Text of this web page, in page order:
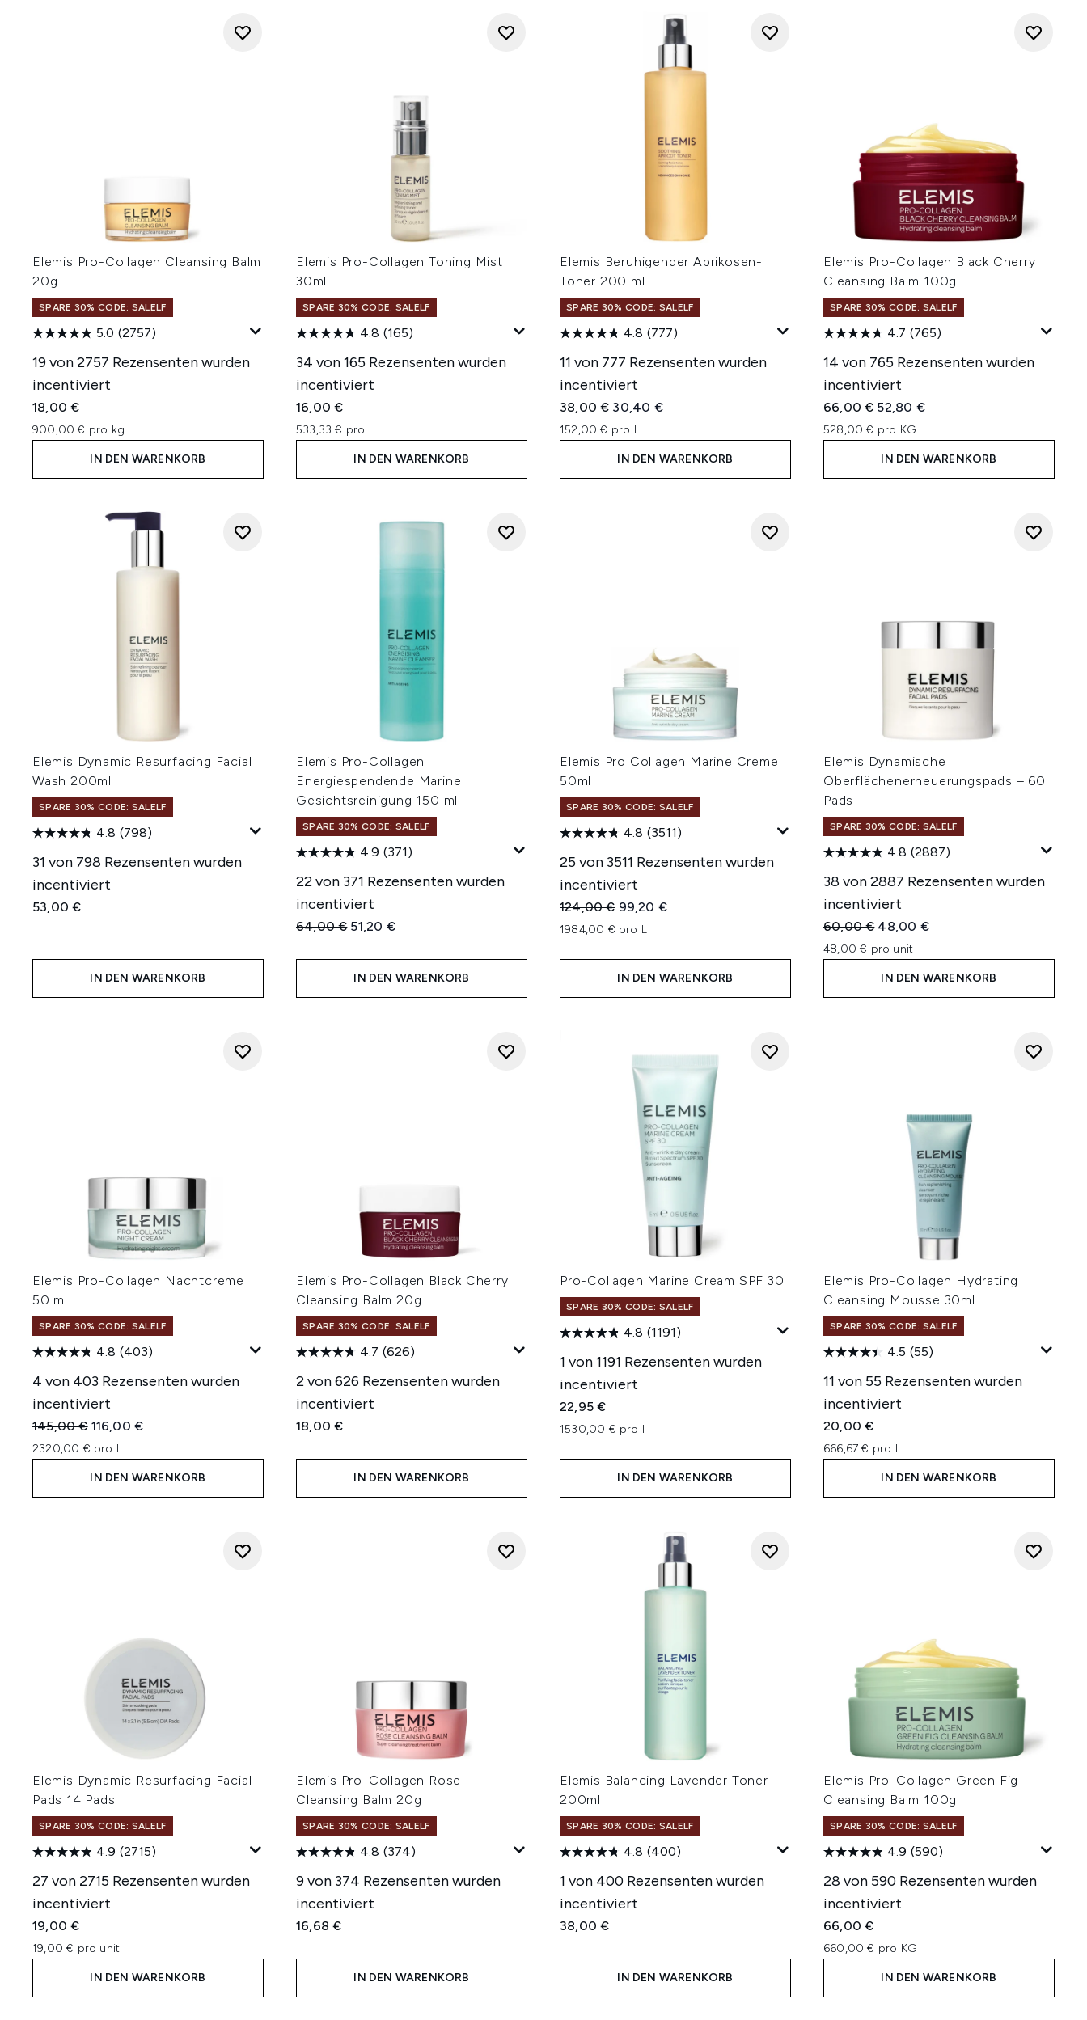
Elemis Pro-Collagen Cleansing Balm
20g
SPARE 30% CODE: SALELF
5.0 (2757)
19 von 2757 Rezensenten wurden
incentiviert
18,00 €
900,00 € pro kg
IN DEN WARENKORB
Elemis Pro-Collagen Toning Mist
30ml
SPARE 30% CODE: SALELF
4.8 (165)
34 von 165 Rezensenten wurden
incentiviert
16,00 €
533,33 € pro L
IN DEN WARENKORB
Elemis Beruhigender Aprikosen-
Toner 200 ml
SPARE 30% CODE: SALELF
4.8 (777)
11 von 777 Rezensenten wurden
incentiviert
Unverbindliche Preisempfehlung:
38,00 € Aktueller Preis:
30,40 €
152,00 € pro L
IN DEN WARENKORB
Elemis Pro-Collagen Black Cherry
Cleansing Balm 100g
SPARE 30% CODE: SALELF
4.7 (765)
14 von 765 Rezensenten wurden
incentiviert
Unverbindliche Preisempfehlung:
66,00 € Aktueller Preis:
52,80 €
528,00 € pro KG
IN DEN WARENKORB
Elemis Dynamic Resurfacing Facial
Wash 200ml
SPARE 30% CODE: SALELF
4.8 (798)
31 von 798 Rezensenten wurden
incentiviert
53,00 €
IN DEN WARENKORB
Elemis Pro-Collagen
Energiespendende Marine
Gesichtsreinigung 150 ml
SPARE 30% CODE: SALELF
4.9 (371)
22 von 371 Rezensenten wurden
incentiviert
Unverbindliche Preisempfehlung:
64,00 € Aktueller Preis:
51,20 €
IN DEN WARENKORB
Elemis Pro Collagen Marine Creme
50ml
SPARE 30% CODE: SALELF
4.8 (3511)
25 von 3511 Rezensenten wurden
incentiviert
Unverbindliche Preisempfehlung:
124,00 € Aktueller Preis:
99,20 €
1984,00 € pro L
IN DEN WARENKORB
Elemis Dynamische
Oberflächenerneuerungspads – 60
Pads
SPARE 30% CODE: SALELF
4.8 (2887)
38 von 2887 Rezensenten wurden
incentiviert
Unverbindliche Preisempfehlung:
60,00 € Aktueller Preis:
48,00 €
48,00 € pro unit
IN DEN WARENKORB
Elemis Pro-Collagen Nachtcreme
50 ml
SPARE 30% CODE: SALELF
4.8 (403)
4 von 403 Rezensenten wurden
incentiviert
Unverbindliche Preisempfehlung:
145,00 € Aktueller Preis:
116,00 €
2320,00 € pro L
IN DEN WARENKORB
Elemis Pro-Collagen Black Cherry
Cleansing Balm 20g
SPARE 30% CODE: SALELF
4.7 (626)
2 von 626 Rezensenten wurden
incentiviert
18,00 €
IN DEN WARENKORB
Pro-Collagen Marine Cream SPF 30
SPARE 30% CODE: SALELF
4.8 (1191)
1 von 1191 Rezensenten wurden
incentiviert
22,95 €
1530,00 € pro l
IN DEN WARENKORB
Elemis Pro-Collagen Hydrating
Cleansing Mousse 30ml
SPARE 30% CODE: SALELF
4.5 (55)
11 von 55 Rezensenten wurden
incentiviert
20,00 €
666,67 € pro L
IN DEN WARENKORB
Elemis Dynamic Resurfacing Facial
Pads 14 Pads
SPARE 30% CODE: SALELF
4.9 (2715)
27 von 2715 Rezensenten wurden
incentiviert
19,00 €
19,00 € pro unit
IN DEN WARENKORB
Elemis Pro-Collagen Rose
Cleansing Balm 20g
SPARE 30% CODE: SALELF
4.8 (374)
9 von 374 Rezensenten wurden
incentiviert
16,68 €
IN DEN WARENKORB
Elemis Balancing Lavender Toner
200ml
SPARE 30% CODE: SALELF
4.8 (400)
1 von 400 Rezensenten wurden
incentiviert
38,00 €
IN DEN WARENKORB
Elemis Pro-Collagen Green Fig
Cleansing Balm 100g
SPARE 30% CODE: SALELF
4.9 (590)
28 von 590 Rezensenten wurden
incentiviert
66,00 €
660,00 € pro KG
IN DEN WARENKORB